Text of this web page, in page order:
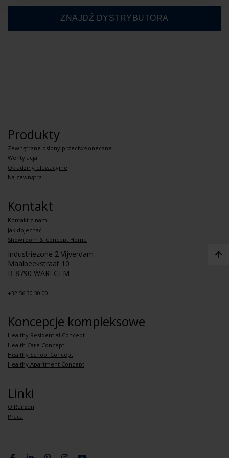
Produkty
Zewnętrzne osłony przeciwsłoneczne
Wentylacja
Okladziny elewacyjne
Na zewnątrz
Kontakt
Kontakt z nami
Jak dojechać
Showroom & Concept Home
Industriezone 2 Vijverdam
Maalbeekstraat 10
B-8790 WAREGEM
+32 56 30 30 00
Koncepcje kompleksowe
Healthy Residential Concept
Health Care Concept
Healthy School Concept
Healthy Apartment Concept
Linki
O Renson
Praca